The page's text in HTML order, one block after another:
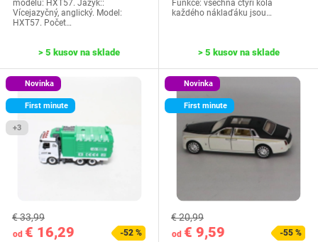
modelu: HXT57. Jazyk::
Vícejazyčný, anglický. Model:
HXT57. Počet…
> 5 kusov na sklade
Funkce: všechna čtyři kola
každého náklaďáku jsou…
> 5 kusov na sklade
Novinka
First minute
+3
od € 16,29
€ 33,99
-52 %
Novinka
First minute
od € 9,59
€ 20,99
-55 %